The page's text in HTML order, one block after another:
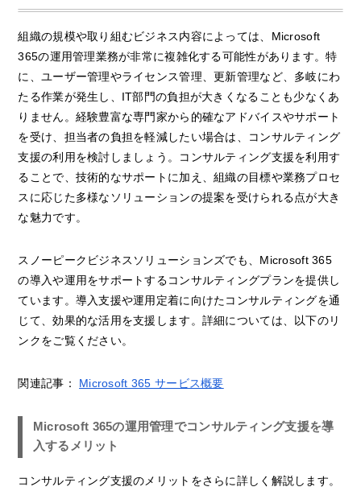
組織の規模や取り組むビジネス内容によっては、Microsoft
365の運用管理業務が非常に複雑化する可能性があります。特
に、ユーザー管理やライセンス管理、更新管理など、多岐にわ
たる作業が発生し、IT部門の負担が大きくなることも少なくあ
りません。経験豊富な専門家から的確なアドバイスやサポート
を受け、担当者の負担を軽減したい場合は、コンサルティング
支援の利用を検討しましょう。コンサルティング支援を利用す
ることで、技術的なサポートに加え、組織の目標や業務プロセ
スに応じた多様なソリューションの提案を受けられる点が大き
な魅力です。
スノーピークビジネスソリューションズでも、Microsoft 365
の導入や運用をサポートするコンサルティングプランを提供し
ています。導入支援や運用定着に向けたコンサルティングを通
じて、効果的な活用を支援します。詳細については、以下のリ
ンクをご覧ください。
関連記事： Microsoft 365 サービス概要
Microsoft 365の運用管理でコンサルティング支援を導
入するメリット
コンサルティング支援のメリットをさらに詳しく解説します。